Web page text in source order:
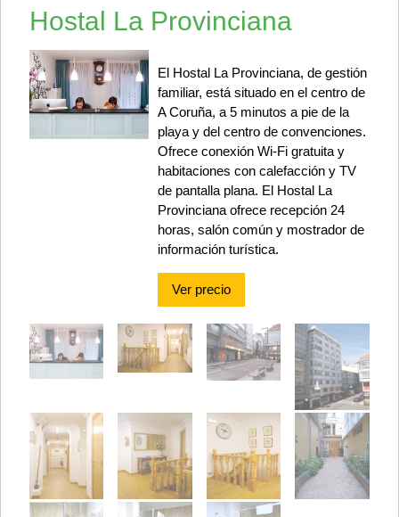
Hostal La Provinciana
El Hostal La Provinciana, de gestión
familiar, está situado en el centro de
A Coruña, a 5 minutos a pie de la
playa y del centro de convenciones.
Ofrece conexión Wi-Fi gratuita y
habitaciones con calefacción y TV
de pantalla plana. El Hostal La
Provinciana ofrece recepción 24
horas, salón común y mostrador de
información turística.
Ver precio